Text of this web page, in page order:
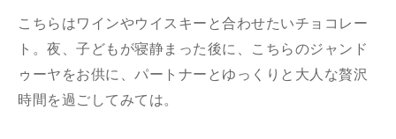
こちらはワインやウイスキーと合わせたいチョコレー
ト。夜、子どもが寝静まった後に、こちらのジャンド
ゥーヤをお供に、パートナーとゆっくりと大人な贅沢
時間を過ごしてみては。